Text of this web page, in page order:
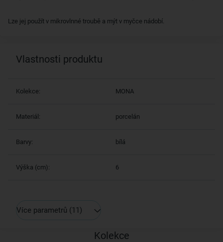
Lze jej použít v mikrovlnné troubě a mýt v myčce nádobí.
Vlastnosti produktu
Kolekce: MONA
Materiál: porcelán
Barvy: bílá
Výška (cm): 6
Více parametrů (11)
Kolekce